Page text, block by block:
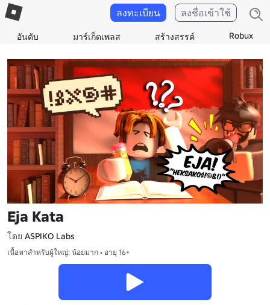
อันดับ มาร์เก็ตเพลส สร้างสรรค์ Robux
ลงทะเบียน ลงชื่อเข้าใช้
Eja Kata
โดย ASPIKO Labs
เนื้อหาสำหรับผู้ใหญ่: น้อยมาก • อายุ 16+